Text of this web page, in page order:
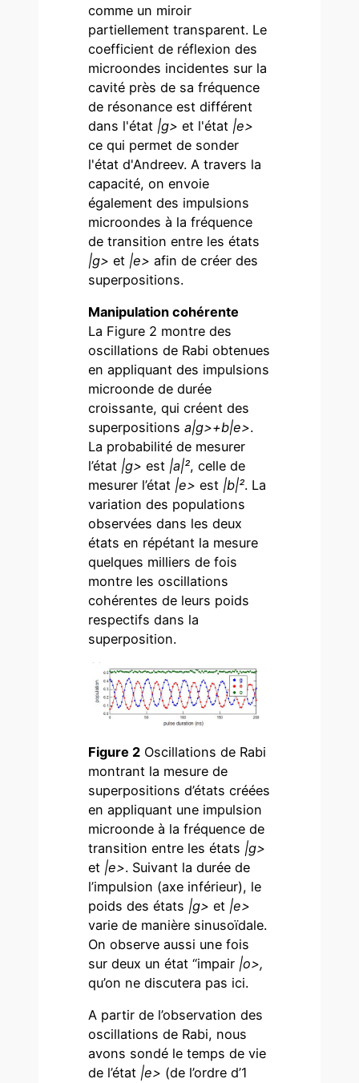
comme un miroir
partiellement transparent. Le
coefficient de réflexion des
microondes incidentes sur la
cavité près de sa fréquence
de résonance est différent
dans l'état |g> et l'état |e>
ce qui permet de sonder
l'état d'Andreev. A travers la
capacité, on envoie
également des impulsions
microondes à la fréquence
de transition entre les états
|g> et |e> afin de créer des
superpositions.
Manipulation cohérente
La Figure 2 montre des
oscillations de Rabi obtenues
en appliquant des impulsions
microonde de durée
croissante, qui créent des
superpositionsa|g>+b|e>.
La probabilité de mesurer
l’état |g> est |a|², celle de
mesurer l’état |e> est |b|². La
variation des populations
observées dans les deux
états en répétant la mesure
quelques milliers de fois
montre les oscillations
cohérentes de leurs poids
respectifs dans la
superposition.
Figure 2 Oscillations de Rabi
montrant la mesure de
superpositions d’états créées
en appliquant une impulsion
microonde à la fréquence de
transition entre les états |g>
et |e>. Suivant la durée de
l’impulsion (axe inférieur), le
poids des états |g> et |e>
varie de manière sinusoïdale.
On observe aussi une fois
sur deux un état “impair |o>,
qu’on ne discutera pas ici.
A partir de l’observation des
oscillations de Rabi, nous
avons sondé le temps de vie
de l’état |e> (de l’ordre d’1